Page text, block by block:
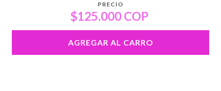
PRECIO
$125.000 COP
AGREGAR AL CARRO